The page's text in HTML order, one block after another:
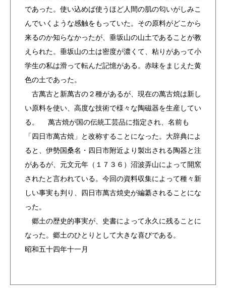
であった。使い込めば使うほど人間の肌の匂いがしみこ
んでいくような感触をもっていた。その原料がどこから
来るのか知らなかったが、垂坂山の山土であることが教
えられた。垂坂山の土は密度が濃くて、粘りがあって小
学生の私は滑って転んだ記憶がある。赤味をまじえた黄
色の土であった。
古萬古と新萬古の２種があるが、現在の萬古焼は新し
い原料を使い、高度な技術で様々な陶磁器を生産してい
る。 萬古焼が国の伝統工芸品に指定され、名前も
「四日市萬古焼」と改称することになった。大辞典によ
ると、伊勢国桑名・四日市附近より製出される陶器と注
があるが、元文元年（１７３６）沼波弄山によって開窯
されたと言われている。今回の資料収集によって種々新
しい事実も判り、四日市萬古焼史が編纂されることにな
った。
郷土の歴史的事実が、史書によって永久に残ることに
なった。郷土のひとりとして大きな喜びである。
昭和五十四年十一月